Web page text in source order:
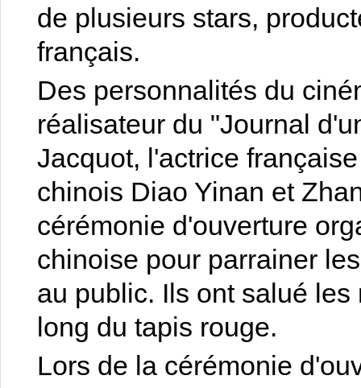
de plusieurs stars,
français.
Des personnalités du
réalisateur du "Journal
Jacquot, l'actrice
chinois Diao Yinan et
cérémonie d'ouverture
chinoise pour parrainer
au public. Ils ont salué
long du tapis rouge.
Lors de la cérémonie